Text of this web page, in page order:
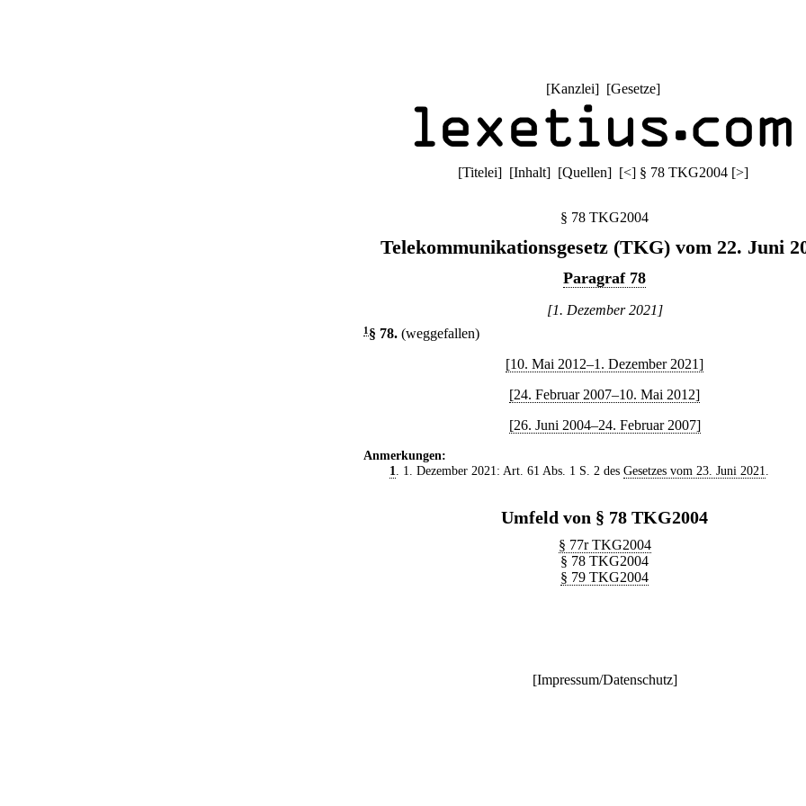
[Kanzlei] [Gesetze]
[Titelei] [Inhalt] [Quellen] [<] § 78 TKG2004 [>]
§ 78 TKG2004
Telekommunikationsgesetz (TKG) vom 22. Juni
Paragraf 78
[1. Dezember 2021]
1 § 78. (weggefallen)
[10. Mai 2012–1. Dezember 2021]
[24. Februar 2007–10. Mai 2012]
[26. Juni 2004–24. Februar 2007]
Anmerkungen:
1
. 1. Dezember 2021: Art. 61 Abs. 1 S. 2 des Gesetzes vom 23. Juni 2021
Umfeld von § 78 TKG2004
§ 77r TKG2004
§ 78 TKG2004
§ 79 TKG2004
[Impressum/Datenschutz]